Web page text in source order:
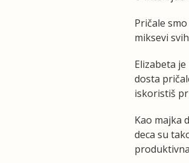
Pričale
miksevi
Elizabeta
dosta
iskoristiš
Kao majka
deca su